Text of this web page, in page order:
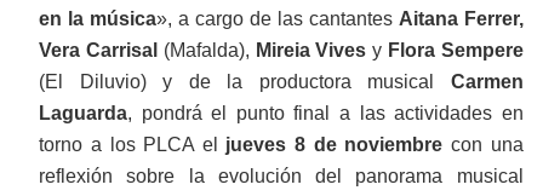
en la música», a cargo de las cantantes Aitana Ferrer,
Vera Carrisal (Mafalda), Mireia Vives y Flora Sempere
(El Diluvio) y de la productora musical Carmen
Laguarda, pondrá el punto final a las actividades en
torno a los PLCA el jueves 8 de noviembre con una
reflexión sobre la evolución del panorama musical